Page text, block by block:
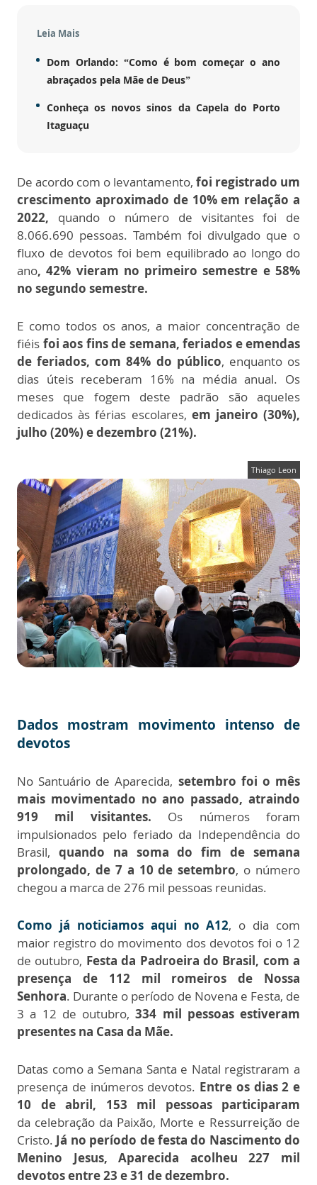
Leia Mais
Dom Orlando: “Como é bom começar o ano
abraçados pela Mãe de Deus”
Conheça os novos sinos da Capela do Porto
Itaguaçu
De acordo com o levantamento, foi registrado um
crescimento aproximado de 10% em relação a
2022, quando o número de visitantes foi de
8.066.690 pessoas. Também foi divulgado que o
fluxo de devotos foi bem equilibrado ao longo do
ano, 42% vieram no primeiro semestre e 58%
no segundo semestre.
E como todos os anos, a maior concentração de
fiéis foi aos fins de semana, feriados e emendas
de feriados, com 84% do público, enquanto os
dias úteis receberam 16% na média anual. Os
meses que fogem deste padrão são aqueles
dedicados às férias escolares, em janeiro (30%),
julho (20%) e dezembro (21%).
Thiago Leon
Dados mostram movimento intenso de
devotos
No Santuário de Aparecida, setembro foi o mês
mais movimentado no ano passado, atraindo
919 mil visitantes. Os números foram
impulsionados pelo feriado da Independência do
Brasil, quando na soma do fim de semana
prolongado, de 7 a 10 de setembro, o número
chegou a marca de 276 mil pessoas reunidas.
Como já noticiamos aqui no A12, o dia com
maior registro do movimento dos devotos foi o 12
de outubro, Festa da Padroeira do Brasil, com a
presença de 112 mil romeiros de Nossa
Senhora. Durante o período de Novena e Festa, de
3 a 12 de outubro, 334 mil pessoas estiveram
presentes na Casa da Mãe.
Datas como a Semana Santa e Natal registraram a
presença de inúmeros devotos. Entre os dias 2 e
10 de abril, 153 mil pessoas participaram
da celebração da Paixão, Morte e Ressurreição de
Cristo. Já no período de festa do Nascimento do
Menino Jesus, Aparecida acolheu 227 mil
devotos entre 23 e 31 de dezembro.